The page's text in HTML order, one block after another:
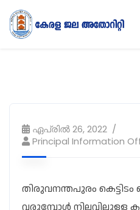
ഏപ്രിൽ 26, 2022
Principal Information
തിരുവനന്തപുരം കെട്ടിടം